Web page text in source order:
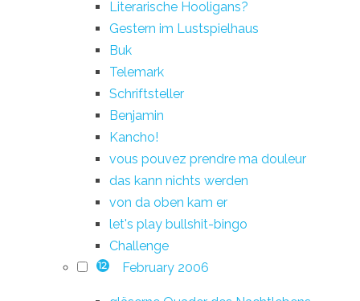
Literarische Hooligans?
Gestern im Lustspielhaus
Buk
Telemark
Schriftsteller
Benjamin
Kancho!
vous pouvez prendre ma douleur
das kann nichts werden
von da oben kam er
let's play bullshit-bingo
Challenge
12 February 2006